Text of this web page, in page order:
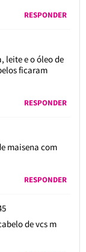
RESPONDER
leite e o óleo de
ficaram
RESPONDER
maisena com
RESPONDER
de vcs m